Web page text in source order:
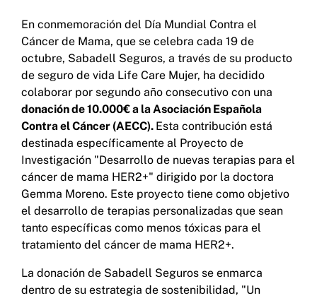
En conmemoración del Día Mundial Contra el
Cáncer de Mama, que se celebra cada 19 de
octubre, Sabadell Seguros, a través de su producto
de seguro de vida Life Care Mujer, ha decidido
colaborar por segundo año consecutivo con una
donación de 10.000€ a la Asociación Española
Contra el Cáncer (AECC). Esta contribución está
destinada específicamente al Proyecto de
Investigación "Desarrollo de nuevas terapias para el
cáncer de mama HER2+" dirigido por la doctora
Gemma Moreno. Este proyecto tiene como objetivo
el desarrollo de terapias personalizadas que sean
tanto específicas como menos tóxicas para el
tratamiento del cáncer de mama HER2+.
La donación de Sabadell Seguros se enmarca
dentro de su estrategia de sostenibilidad, "Un